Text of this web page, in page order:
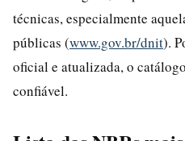
técnicas, especialmente
públicas (www.gov.br/dnit).
oficial e atualizada, o
confiável.